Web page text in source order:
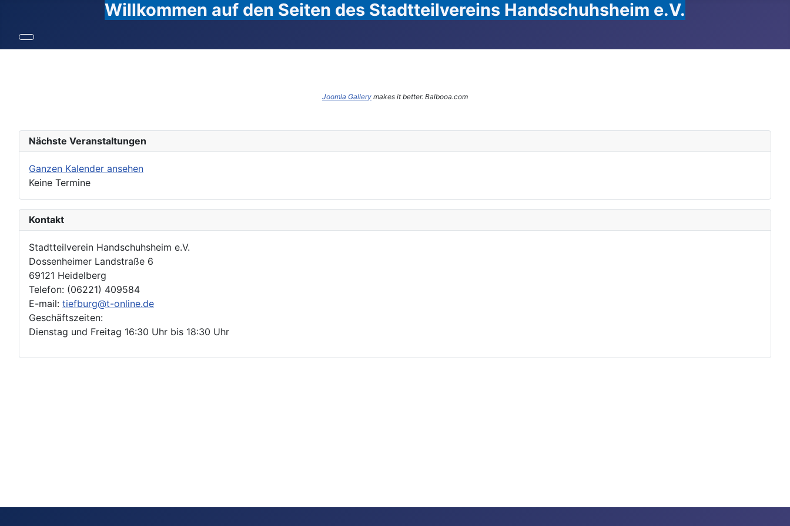
Willkommen auf den Seiten des Stadtteilvereins Handschuhsheim e.V.
Joomla Gallery makes it better. Balbooa.com
Nächste Veranstaltungen
Ganzen Kalender ansehen
Keine Termine
Kontakt
Stadtteilverein Handschuhsheim e.V.
Dossenheimer Landstraße 6
69121 Heidelberg
Telefon: (06221) 409584
E-mail: tiefburg@t-online.de
Geschäftszeiten:
Dienstag und Freitag 16:30 Uhr bis 18:30 Uhr